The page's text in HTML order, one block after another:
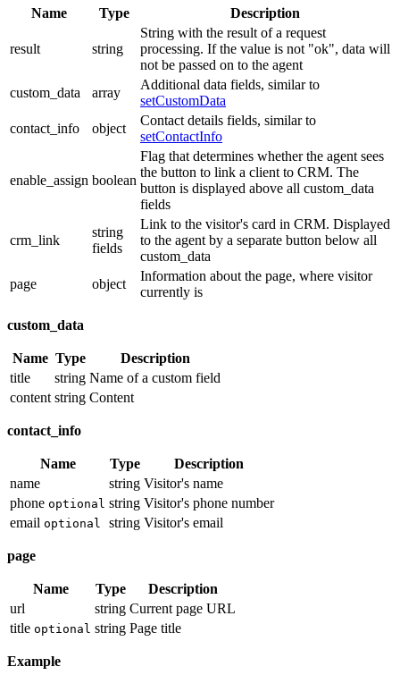
Name Type Description
result string
String with the result of a request
processing. If the value is not "ok", data will
not be passed on to the agent
custom_data
array
Additional data fields, similar to
setCustomData
contact_info
object
Contact details fields, similar to
setContactInfo
enable_assign boolean
Flag that determines whether the agent sees
the button to link a client to CRM. The
button is displayed above all custom_data
fields
crm_link
string
fields
Link to the visitor's card in CRM. Displayed
to the agent by a separate button below all
custom_data
page
object
Information about the page, where visitor
currently is
custom_data
Name Type
Description
title
string Name of a custom field
content string Content
contact_info
Name Type
Description
name
string Visitor's name
phone optional string Visitor's phone number
email optional string Visitor's email
page
Name Type
Description
url
string Current page URL
title optional string Page title
Example